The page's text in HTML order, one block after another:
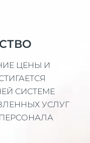
ЦЕНЫ И
СИСТЕМЕ
УСЛУГ